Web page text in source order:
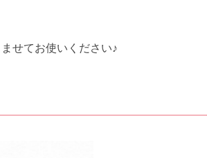
せてお使いください♪